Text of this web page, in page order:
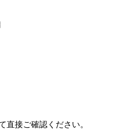
直接ご確認ください。